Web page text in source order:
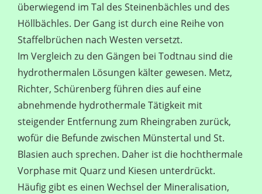
überwiegend im Tal des Steinenbächles und des
Höllbächles. Der Gang ist durch eine Reihe von
Staffelbrüchen nach Westen versetzt.
Im Vergleich zu den Gängen bei Todtnau sind die
hydrothermalen Lösungen kälter gewesen. Metz,
Richter, Schürenberg führen dies auf eine
abnehmende hydrothermale Tätigkeit mit
steigender Entfernung zum Rheingraben zurück,
wofür die Befunde zwischen Münstertal und St.
Blasien auch sprechen. Daher ist die hochthermale
Vorphase mit Quarz und Kiesen unterdrückt.
Häufig gibt es einen Wechsel der Mineralisation,